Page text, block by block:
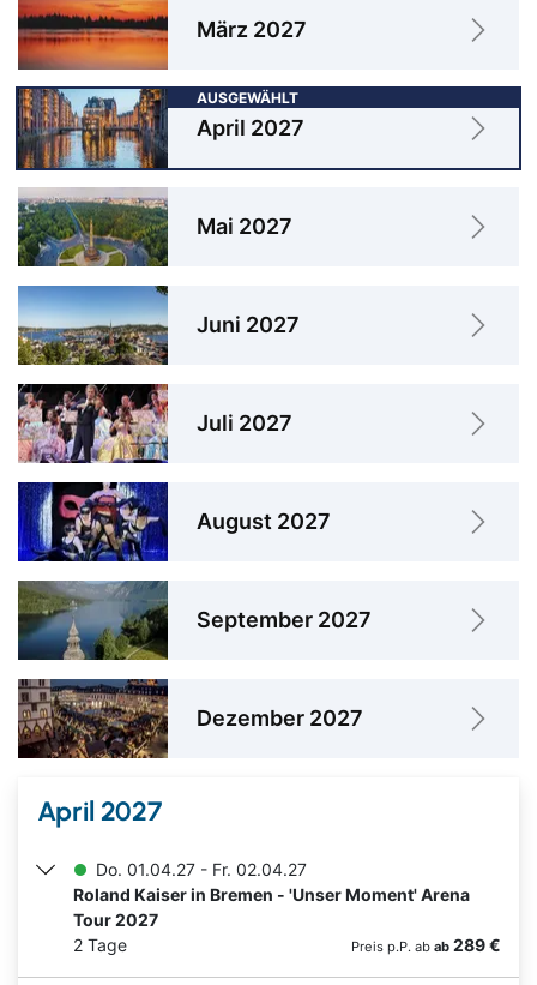
März 2027
April 2027
Mai 2027
Juni 2027
Juli 2027
August 2027
September 2027
Dezember 2027
April 2027
Do. 01.04.27 - Fr. 02.04.27
Roland Kaiser in Bremen - 'Unser Moment' Arena
Tour 2027
2 Tage
Preis p.P. ab ab 289 €